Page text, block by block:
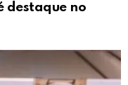
destaque no